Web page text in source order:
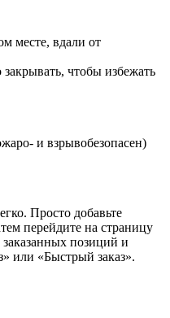
месте, вдали от
чтобы избежать
и взрывобезопасен)
Просто добавьте
перейдите на страницу
заказанных позиций и
или «Быстрый заказ».